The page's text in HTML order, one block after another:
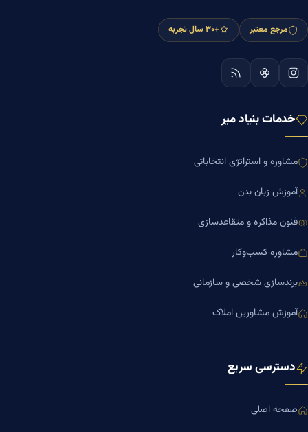
مرجع معتبر +۳۰ سال تجربه
خدمات بنیاد میر
مشاوره و استراتژی انتخاباتی
آموزش زبان بدن
فنون مذاکره و متقاعدسازی
مشاوره کسب‌وکار
برندسازی شخصی و سازمانی
آموزش مشاورین املاک
دسترسی سریع
صفحه اصلی